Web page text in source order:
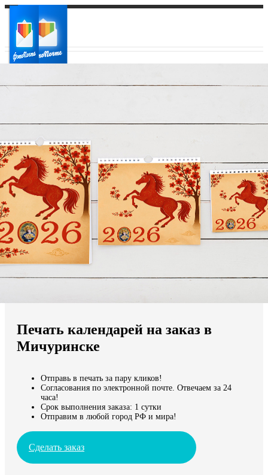
Ваш регион доставки
Выберите из списка:
Мы доставляем по всему миру
Продолжить без города
Печать календарей на заказ в
Мичуринске
Отправь в печать за пару кликов!
Согласования по электронной почте. Отвечаем за 24
часа!
Срок выполнения заказа: 1 сутки
Отправим в любой город РФ и мира!
Сделать заказ